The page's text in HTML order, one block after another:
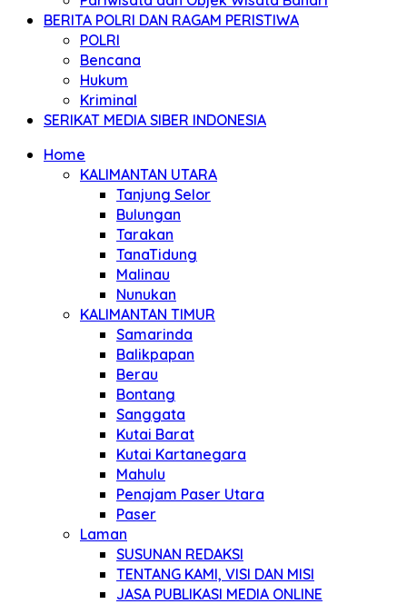
BERITA POLRI DAN RAGAM PERISTIWA
POLRI
Bencana
Hukum
Kriminal
SERIKAT MEDIA SIBER INDONESIA
Home
KALIMANTAN UTARA
Tanjung Selor
Bulungan
Tarakan
TanaTidung
Malinau
Nunukan
KALIMANTAN TIMUR
Samarinda
Balikpapan
Berau
Bontang
Sanggata
Kutai Barat
Kutai Kartanegara
Mahulu
Penajam Paser Utara
Paser
Laman
SUSUNAN REDAKSI
TENTANG KAMI, VISI DAN MISI
JASA PUBLIKASI MEDIA ONLINE